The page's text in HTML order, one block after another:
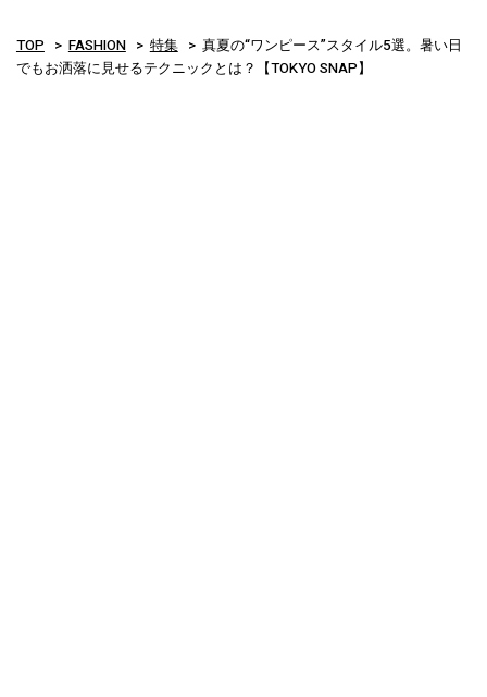
TOP FASHION 特集
真夏の“ワンピース”スタイル5選。暑い日
でもお洒落に見せるテクニックとは？【TOKYO SNAP】